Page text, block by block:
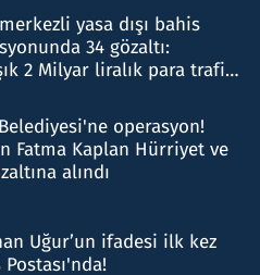
yasa dışı bahis
34 gözaltı:
2 Milyar liralık para trafiği
operasyon!
Fatma Kaplan Hürriyet ve
alındı
Uğur’un ifadesi ilk kez